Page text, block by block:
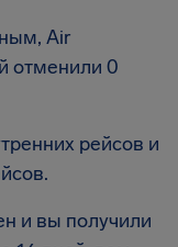
Air
отменили 0
рейсов и
и вы получили